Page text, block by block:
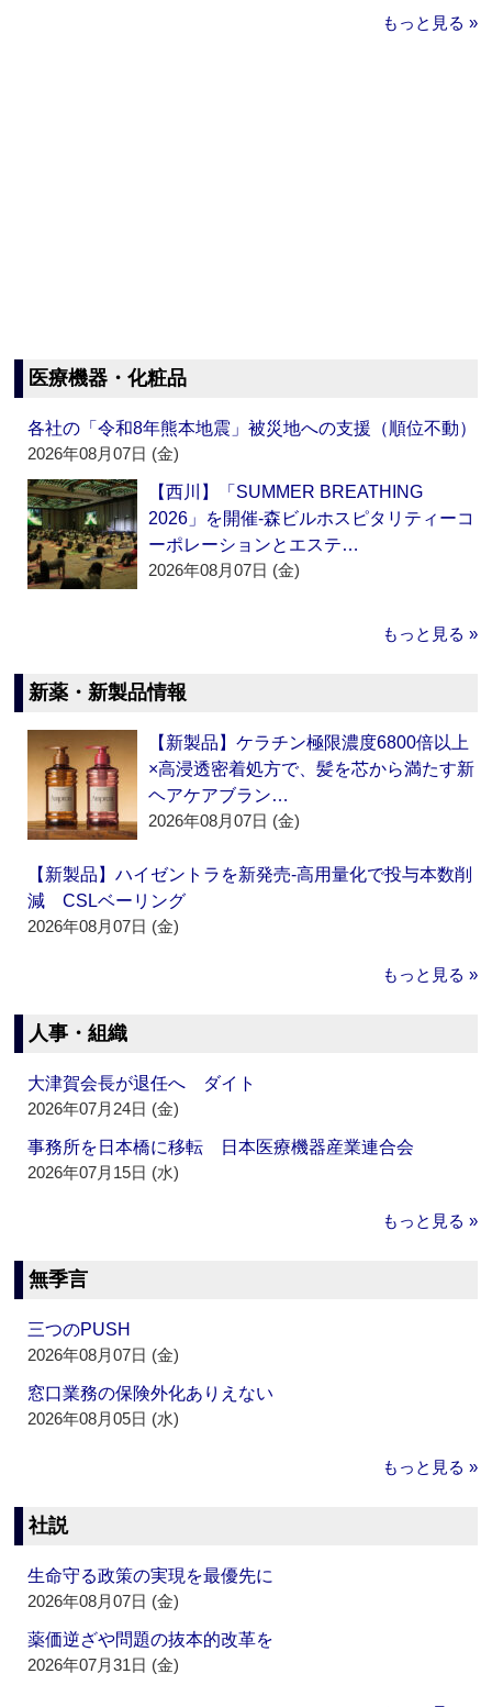
もっと見る »
医療機器・化粧品
各社の「令和8年熊本地震」被災地への支援（順位不動）
2026年08月07日 (金)
【西川】「SUMMER BREATHING
2026」を開催‐森ビルホスピタリティーコ
ーポレーションとエステ…
2026年08月07日 (金)
もっと見る »
新薬・新製品情報
【新製品】ケラチン極限濃度6800倍以上
×高浸透密着処方で、髪を芯から満たす新
ヘアケアブラン…
2026年08月07日 (金)
【新製品】ハイゼントラを新発売‐高用量化で投与本数削
減 CSLベーリング
2026年08月07日 (金)
もっと見る »
人事・組織
大津賀会長が退任へ ダイト
2026年07月24日 (金)
事務所を日本橋に移転 日本医療機器産業連合会
2026年07月15日 (水)
もっと見る »
無季言
三つのPUSH
2026年08月07日 (金)
窓口業務の保険外化ありえない
2026年08月05日 (水)
もっと見る »
社説
生命守る政策の実現を最優先に
2026年08月07日 (金)
薬価逆ざや問題の抜本的改革を
2026年07月31日 (金)